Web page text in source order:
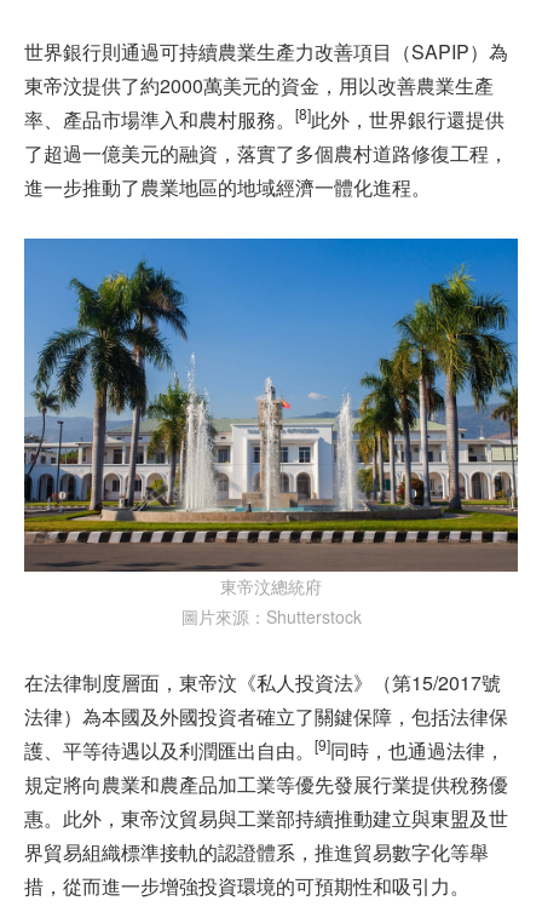
世界銀行則通過可持續農業生產力改善項目（SAPIP）為
東帝汶提供了約2000萬美元的資金，用以改善農業生產
率、產品市場準入和農村服務。
[8]此外，世界銀行還提供
了超過一億美元的融資，落實了多個農村道路修復工程，
進一步推動了農業地區的地域經濟一體化進程。
東帝汶總統府
圖片來源：Shutterstock
在法律制度層面，東帝汶《私人投資法》（第15/2017號
法律）為本國及外國投資者確立了關鍵保障，包括法律保
護、平等待遇以及利潤匯出自由。
[9]同時，也通過法律，
規定將向農業和農產品加工業等優先發展行業提供稅務優
惠。此外，東帝汶貿易與工業部持續推動建立與東盟及世
界貿易組織標準接軌的認證體系，推進貿易數字化等舉
措，從而進一步增強投資環境的可預期性和吸引力。